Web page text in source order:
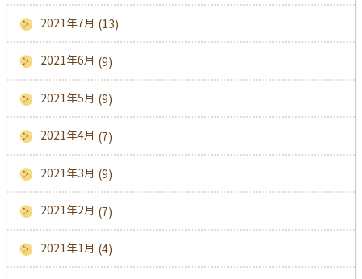
2021年7月 (13)
2021年6月 (9)
2021年5月 (9)
2021年4月 (7)
2021年3月 (9)
2021年2月 (7)
2021年1月 (4)